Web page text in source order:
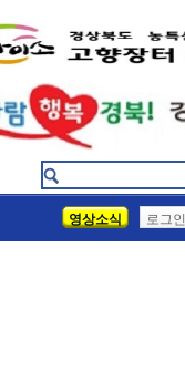
영상소식 로그인